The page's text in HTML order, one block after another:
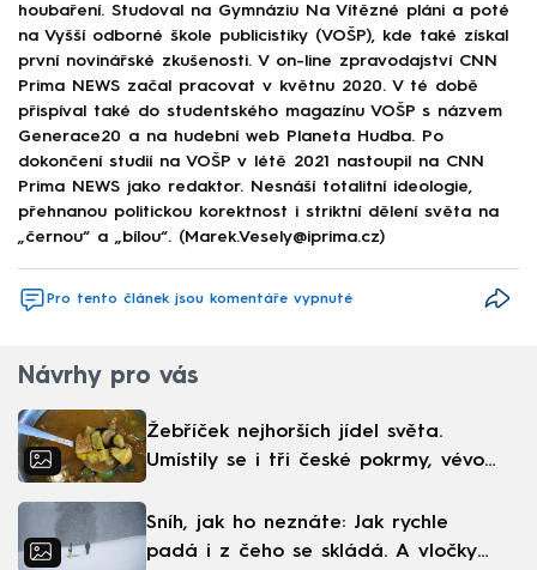
houbaření. Studoval na Gymnáziu Na Vítězné pláni a poté
na Vyšší odborné škole publicistiky (VOŠP), kde také získal
první novinářské zkušenosti. V on-line zpravodajství CNN
Prima NEWS začal pracovat v květnu 2020. V té době
přispíval také do studentského magazínu VOŠP s názvem
Generace20 a na hudební web Planeta Hudba. Po
dokončení studií na VOŠP v létě 2021 nastoupil na CNN
Prima NEWS jako redaktor. Nesnáší totalitní ideologie,
přehnanou politickou korektnost i striktní dělení světa na
„černou“ a „bílou“. (Marek.Vesely@iprima.cz)
Pro tento článek jsou komentáře vypnuté
Návrhy pro vás
Žebříček nejhorších jídel světa.
Umístily se i tři české pokrmy, vévodí
Sníh, jak ho neznáte: Jak rychle
padá i z čeho se skládá. A vločky